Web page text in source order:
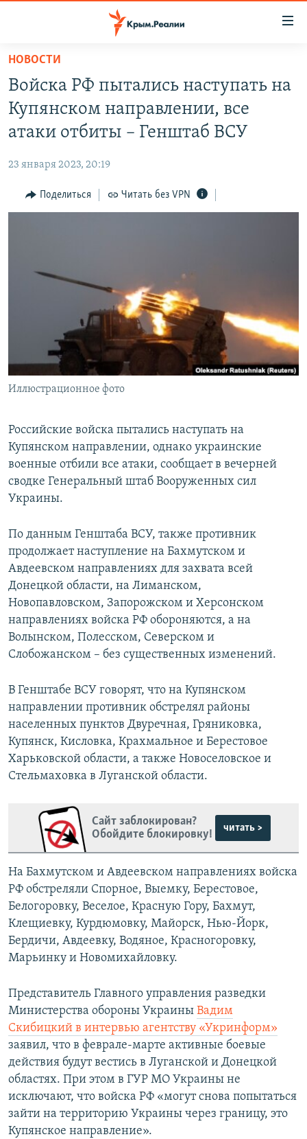
Вернуться
основному
содержанию
Вернутся
главной
навигации
Вернутся
11 ЛЕТ ОККУПАЦИИ КРЫМА. 11 ИСТОРИЙ СОПРОТИВЛЕНИЯ
ВОДА
ЕЩЕ
ИНТЕРАКТИВ
СОВЕТЫ ПРАВОЗАЩИТНИКОВ
ПРОПАВШИЕ БЕЗ ВЕСТИ
ПОБЕДИТЕЛЕЙ НЕ СУДЯТ?
КРЫМ.НЕПОКОРЕННЫЙ
УКРАИНСКАЯ ПРОБЛЕМА КРЫМА
РАДІО СВОБОДА
Qırımtatar
ПРИСОЕДИНЯЙТЕСЬ!
НОВОСТИ
Войска РФ пытались наступать на
Купянском направлении, все
атаки отбиты – Генштаб ВСУ
23 января 2023, 20:19
Поделиться Читать без VPN
Иллюстрационное фото
Российские войска пытались наступать на
Купянском направлении, однако украинские
военные отбили все атаки, сообщает в вечерней
сводке Генеральный штаб Вооруженных сил
Украины.
По данным Генштаба ВСУ, также противник
продолжает наступление на Бахмутском и
Авдеевском направлениях для захвата всей
Донецкой области, на Лиманском,
Новопавловском, Запорожском и Херсонском
направлениях войска РФ обороняются, а на
Волынском, Полесском, Северском и
Слобожанском – без существенных изменений.
В Генштабе ВСУ говорят, что на Купянском
направлении противник обстрелял районы
населенных пунктов Двуречная, Гряниковка,
Купянск, Кисловка, Крахмальное и Берестовое
Харьковской области, а также Новоселовское и
Стельмаховка в Луганской области.
Сайт заблокирован?
Обойдите блокировку!
читать >
На Бахмутском и Авдеевском направлениях войска
РФ обстреляли Спорное, Выемку, Берестовое,
Белогоровку, Веселое, Красную Гору, Бахмут,
Клещиевку, Курдюмовку, Майорск, Нью-Йорк,
Бердичи, Авдеевку, Водяное, Красногоровку,
Марьинку и Новомихайловку.
Представитель Главного управления разведки
Министерства обороны Украины Вадим
Скибицкий в интервью агентству «Укринформ»
заявил, что в феврале-марте активные боевые
действия будут вестись в Луганской и Донецкой
областях. При этом в ГУР МО Украины не
исключают, что войска РФ «могут снова попытаться
зайти на территорию Украины через границу, это
Купянское направление».